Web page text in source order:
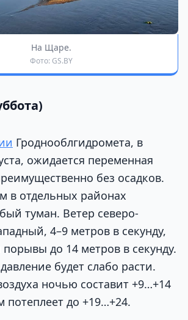
На Щаре.
Фото: GS.BY
Гроднооблгидромета, в
ожидается переменная
без осадков.
в отдельных районах
туман. Ветер северо-
4–9 метров в секунду,
до 14 метров в секунду.
будет слабо расти.
ночью составит +9…+14
потеплеет до +19…+24.